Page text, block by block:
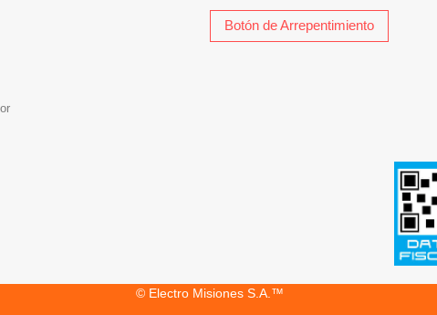
Botón de Arrepentimiento
© Electro Misiones S.A.™